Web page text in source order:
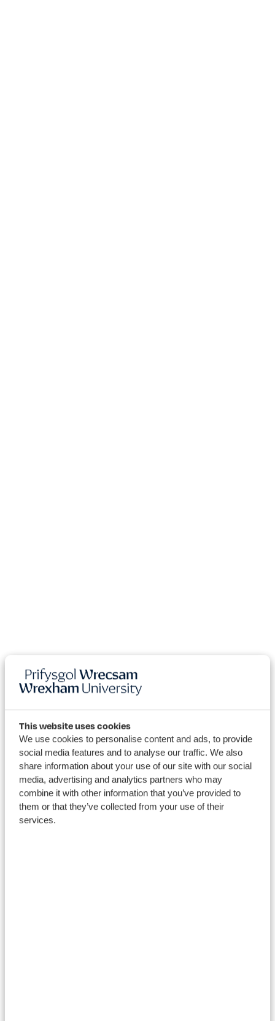
This website uses cookies
We use cookies to personalise content and ads, to provide
social media features and to analyse our traffic. We also
share information about your use of our site with our social
media, advertising and analytics partners who may
combine it with other information that you’ve provided to
them or that they’ve collected from your use of their
services.
Blogiau Nyrsio ac Iechyd
Perthynol